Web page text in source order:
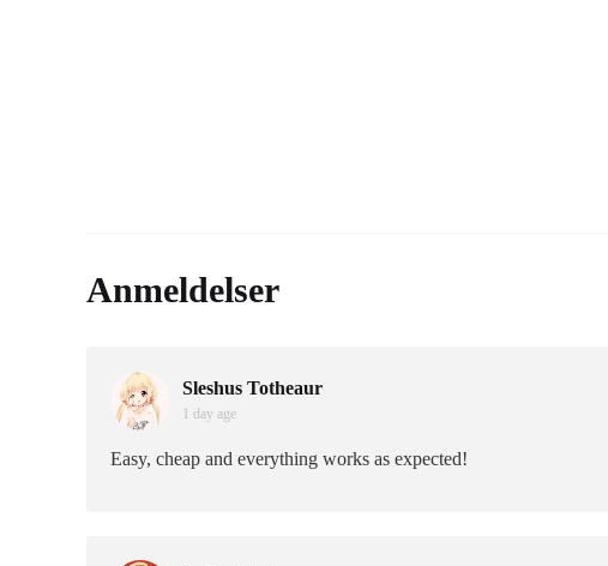
Anmeldelser
Sleshus Totheaur
1 day age
Easy, cheap and everything works as expected!